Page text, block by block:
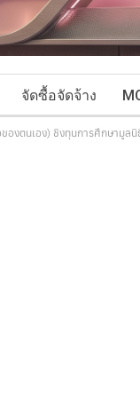
จัดซื้อจัดจ้าง
งตนเอง) ชิงทุนการศึกษามูล